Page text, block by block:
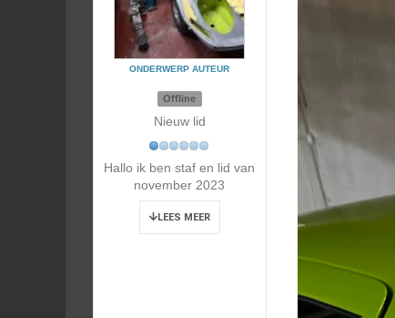
ONDERWERP AUTEUR
Offline
Nieuw lid
Hallo ik ben staf en lid van
november 2023
LEES MEER